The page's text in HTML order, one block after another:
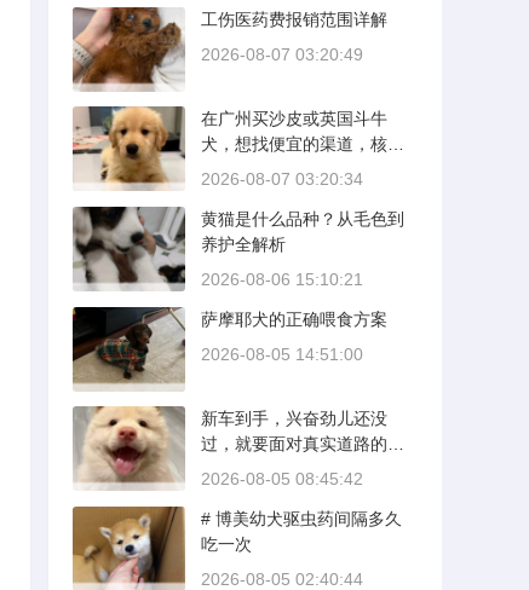
工伤医药费报销范围详解
2026-08-07 03:20:49
在广州买沙皮或英国斗牛
犬，想找便宜的渠道，核心
是分清“便宜”和“捡漏”的界
种，价格比北方城市有优
势；英国斗牛犬则完全是另
一套行情。下面直接说具体
间。
2026-08-07 03:20:34
黄猫是什么品种？从毛色到
养护全解析
2026-08-06 15:10:21
萨摩耶犬的正确喂食方案
2026-08-05 14:51:00
新车到手，兴奋劲儿还没
过，就要面对真实道路的考
验。新手开新车上路，最怕
况和路况的双重陌生。磨合
期内，发动机转速控制在200
0到3000转之间，时速尽量
2026-08-05 08:45:42
# 博美幼犬驱虫药间隔多久
吃一次
2026-08-05 02:40:44